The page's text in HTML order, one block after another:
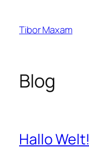
springen
Tibor Maxam
Blog
Hallo Welt!